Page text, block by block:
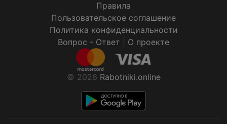
Правила
Пользовательское соглашение
Политика конфиденциальности
Вопрос - Ответ
О проекте
© 2026 Rabotniki.online